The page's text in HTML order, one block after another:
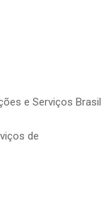
e Serviços Brasil
de